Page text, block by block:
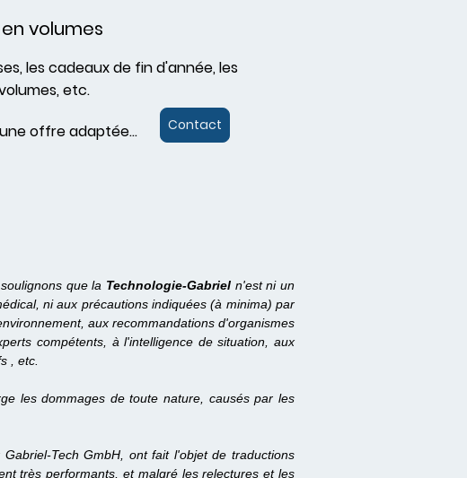
volumes
les cadeaux de fin d'année, les
etc.
offre adaptée...
Contact
que la Technologie-Gabriel n'est ni un
ni aux précautions indiquées (à minima) par
aux recommandations d'organismes
compétents, à l'intelligence de situation, aux
, etc.
les dommages de toute nature, causés par les
Tech GmbH, ont fait l'objet de traductions
très performants, et malgré les relectures et les